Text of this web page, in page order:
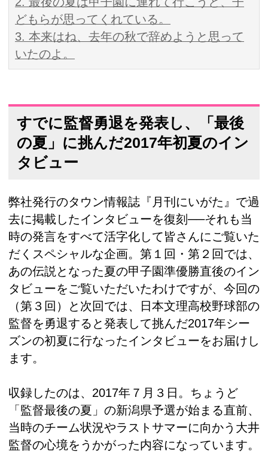
どもらが思ってくれている。
3. 本来はね、去年の秋で辞めようと思って
いたのよ。
すでに監督勇退を発表し、「最後
の夏」に挑んだ2017年初夏のイン
タビュー
弊社発行のタウン情報誌『月刊にいがた』で過
去に掲載したインタビューを復刻──それも当
時の発言をすべて活字化して皆さんにご覧いた
だくスペシャルな企画。第１回・第２回では、
あの伝説となった夏の甲子園準優勝直後のイン
タビューをご覧いただいたわけですが、今回の
（第３回）と次回では、日本文理高校野球部の
監督を勇退すると発表して挑んだ2017年シー
ズンの初夏に行なったインタビューをお届けし
ます。
収録したのは、2017年７月３日。ちょうど
「監督最後の夏」の新潟県予選が始まる直前、
当時のチーム状況やラストサマーに向かう大井
監督の心境をうかがった内容になっています。